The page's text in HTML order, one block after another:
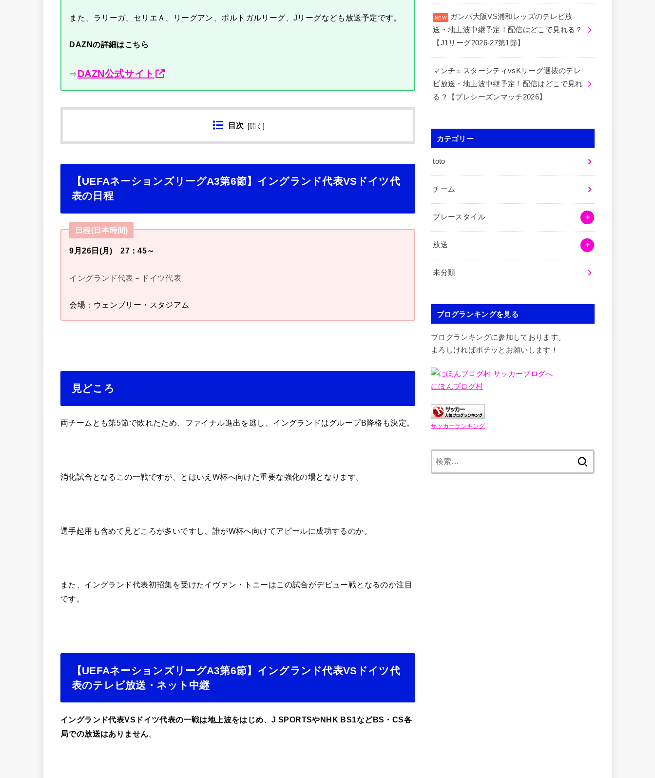
また、ラリーガ、セリエＡ、リーグアン、ポルトガルリーグ、Jリーグなども放送予定です。
DAZNの詳細はこちら
⇒DAZN公式サイト
目次 開く
【UEFAネーションズリーグA3第6節】イングランド代表VSドイツ代
表の日程
日程(日本時間)
9月26日(月) 27：45～
イングランド代表－ドイツ代表
会場：ウェンブリー・スタジアム
見どころ
両チームとも第5節で敗れたため、ファイナル進出を逃し、イングランドはグループB降格も決定。
消化試合となるこの一戦ですが、とはいえW杯へ向けた重要な強化の場となります。
選手起用も含めて見どころが多いですし、誰がW杯へ向けてアピールに成功するのか。
また、イングランド代表初招集を受けたイヴァン・トニーはこの試合がデビュー戦となるのか注目
です。
【UEFAネーションズリーグA3第6節】イングランド代表VSドイツ代
表のテレビ放送・ネット中継
イングランド代表VSドイツ代表の一戦は地上波をはじめ、J SPORTSやNHK BS1などBS・CS各
局での放送はありません。
ガンバ大阪VS浦和レッズのテレビ放
送・地上波中継予定！配信はどこで見れる？
【J1リーグ2026-27第1節】
マンチェスターシティvsKリーグ選抜のテレ
ビ放送・地上波中継予定！配信はどこで見れ
る？【プレシーズンマッチ2026】
カテゴリー
toto
チーム
プレースタイル
放送
未分類
ブログランキングを見る
ブログランキングに参加しております。
よろしければポチッとお願いします！
にほんブログ村
サッカーランキング